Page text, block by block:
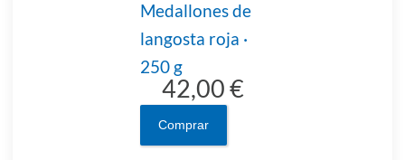
Medallones de
langosta roja ·
250 g
42,00 €
Comprar